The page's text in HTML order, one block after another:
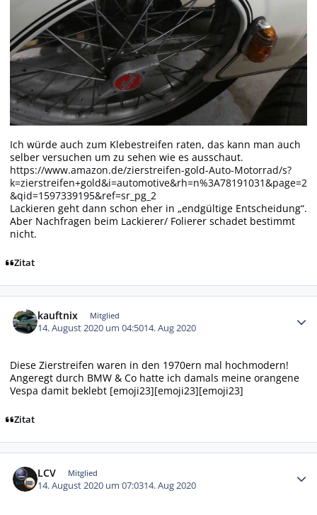
Ich würde auch zum Klebestreifen raten, das kann man auch
selber versuchen um zu sehen wie es ausschaut.
https://www.amazon.de/zierstreifen-gold-Auto-Motorrad/s?
k=zierstreifen+gold&i=automotive&rh=n%3A78191031&page=2
&qid=1597339195&ref=sr_pg_2
Lackieren geht dann schon eher in „endgültige Entscheidung“.
Aber Nachfragen beim Lackierer/ Folierer schadet bestimmt
nicht.
Zitat
kauftnix Mitglied
14. August 2020 um 04:5014. Aug 2020
Diese Zierstreifen waren in den 1970ern mal hochmodern!
Angeregt durch BMW & Co hatte ich damals meine orangene
Vespa damit beklebt [emoji23][emoji23][emoji23]
Zitat
LCV Mitglied
14. August 2020 um 07:0314. Aug 2020